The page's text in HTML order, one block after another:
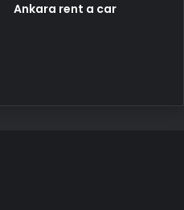
Ankara rent a car